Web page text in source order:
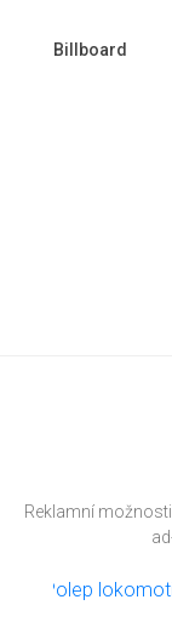
Billboard
Reklamní